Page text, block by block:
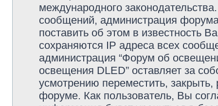
международного
сообщений, администрация
поставить об этом в известность
сохраняются IP адреса всех
администрация “Форум об
освещения DLED” оставляет за
усмотрению переместить,
форуме. Как пользователь, Вы